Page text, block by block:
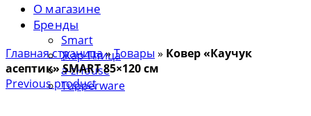
О магазине
Бренды
Smart
Жар-Птица
a-zHouse
Tupperware
Главная страница»Товары » Ковер «Каучук
асептик» SMART 85×120 см
Previous product